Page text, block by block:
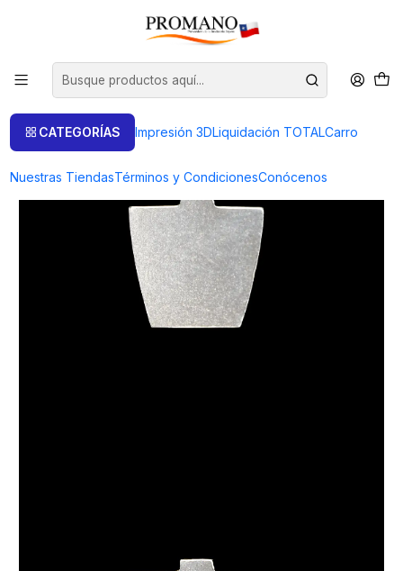
CATEGORÍAS Impresión 3DLiquidación TOTALCarro
Nuestras TiendasTérminos y CondicionesConócenos
Semielaborados Plata Piezas Cortadas
PIEZA CORTADA 193 (10 UNIDADES) PRODUCTO A PEDIDO